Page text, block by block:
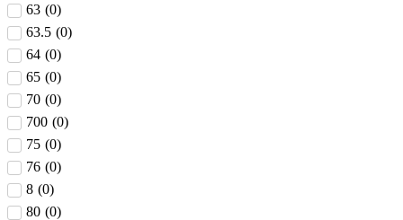
63 (0)
63.5 (0)
64 (0)
65 (0)
70 (0)
700 (0)
75 (0)
76 (0)
8 (0)
80 (0)